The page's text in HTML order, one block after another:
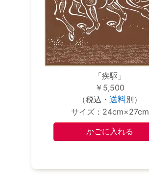
「疾駆」
￥5,500
（税込・ 送料別）
サイズ：24cm×27cm